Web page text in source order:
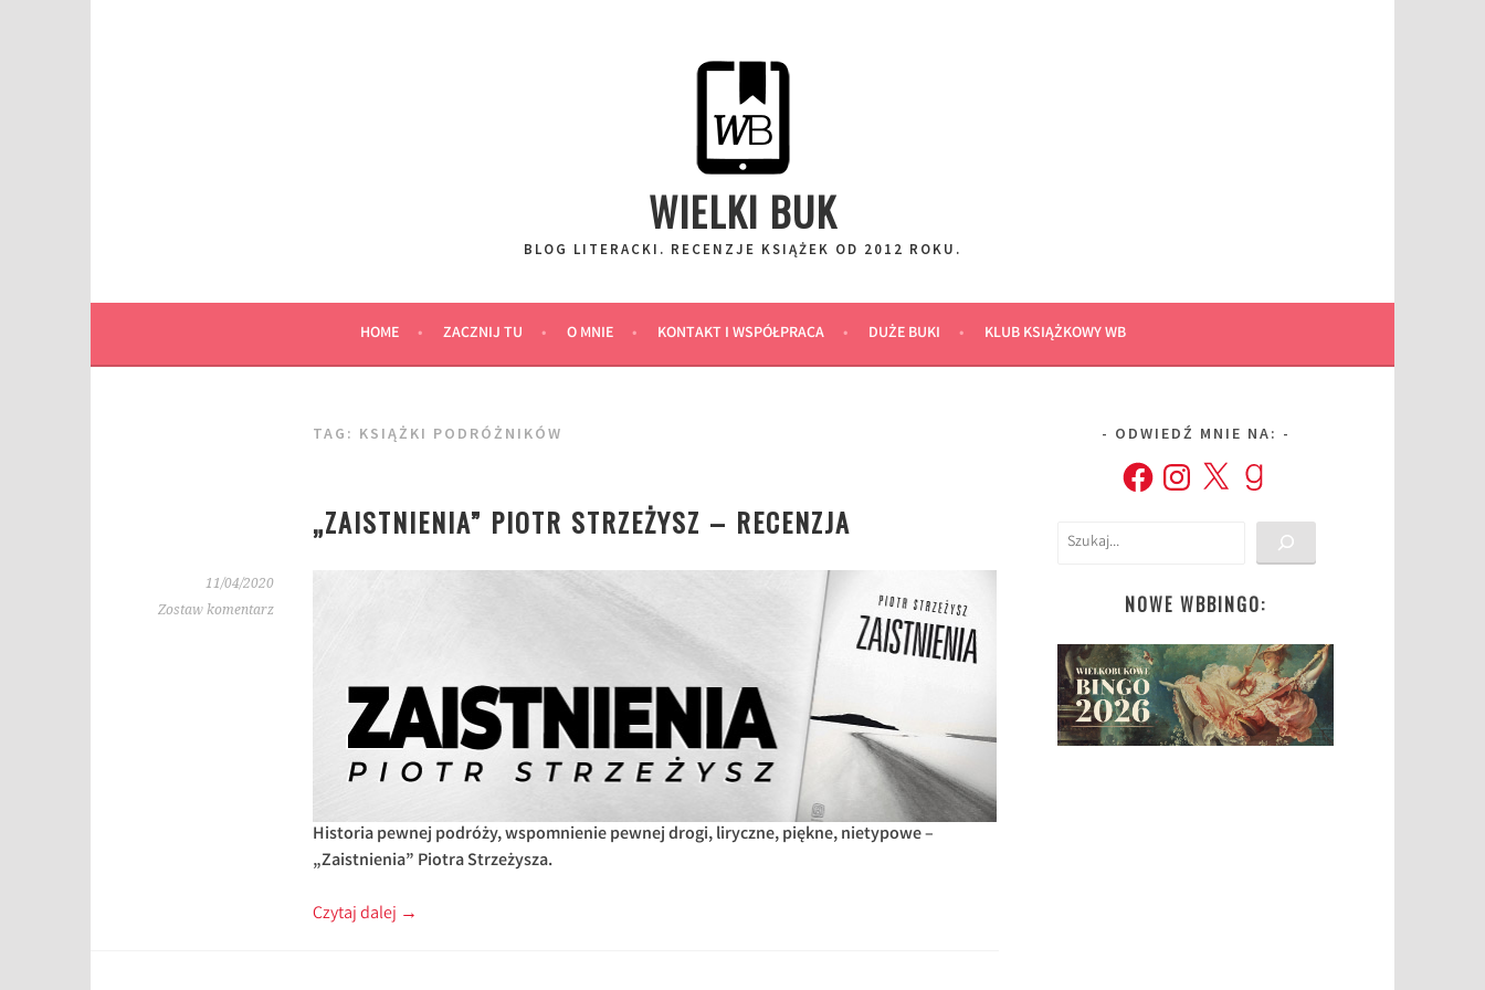
WIELKI BUK
BLOG LITERACKI. RECENZJE KSIĄŻEK OD 2012 ROKU.
HOME ZACZNIJ TU O MNIE KONTAKT I WSPÓŁPRACA DUŻE BUKI KLUB KSIĄŻKOWY WB
TAG: KSIĄŻKI PODRÓŻNIKÓW
„ZAISTNIENIA” PIOTR STRZEŻYSZ – RECENZJA
11/04/2020
Zostaw komentarz
Historia pewnej podróży, wspomnienie pewnej drogi, liryczne, piękne, nietypowe –
„Zaistnienia” Piotra Strzeżysza.
Czytaj dalej →
ODWIEDŹ MNIE NA:
FacebookInstagram
X Goodreads
Szukaj
NOWE WBBINGO: